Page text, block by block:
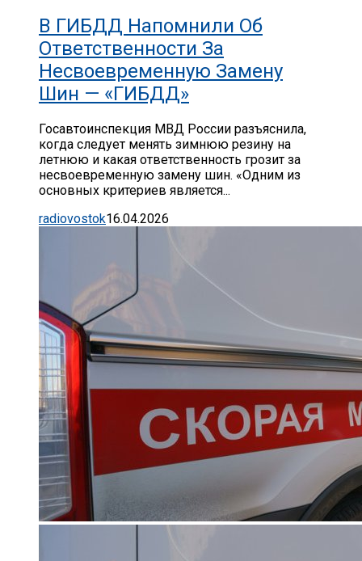
В ГИБДД Напомнили Об
Ответственности За
Несвоевременную Замену
Шин — «ГИБДД»
Госавтоинспекция МВД России разъяснила,
когда следует менять зимнюю резину на
летнюю и какая ответственность грозит за
несвоевременную замену шин. «Одним из
основных критериев является...
radiovostok16.04.2026